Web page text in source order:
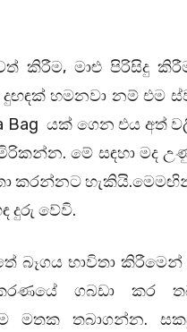
කිරීම, මාළු පිරිසිදු
හමනවා නම් එම
Bag යක් ගෙන එය අත්
මේ සඳහා මද
කරන්නට
දුරු වේවි.
බෑගය භාවිතා
ගබඩා කර
මතක තබාගන්න.